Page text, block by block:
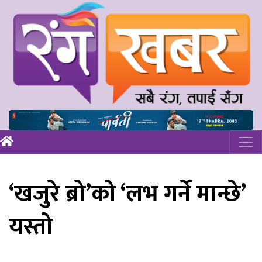
‘खजुरे ब्रो’को ‘लभ गर्ने मान्छे’
यस्तो